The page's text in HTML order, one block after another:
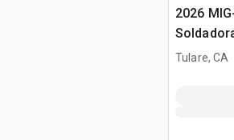
2026
Tulare, CA